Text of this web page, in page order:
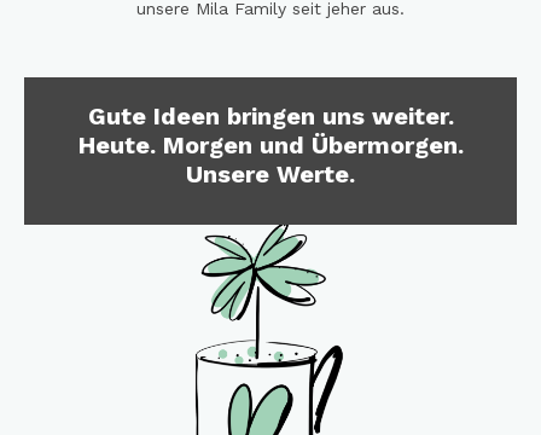
unsere Mila Family seit jeher aus.
Gute Ideen bringen uns weiter.
Heute. Morgen und Übermorgen.
Unsere Werte.